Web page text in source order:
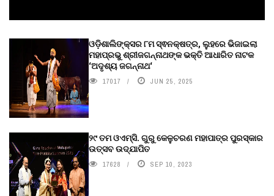
ଓଡ଼ିଶାଲିଙ୍କ୍ସର ୮ମ ସ୍ଵନକ୍ଷତ୍ର, ଲୁହରେ ଭିଜାଇଲା
ମହାପ୍ରଭୁ ଶ୍ରୀଜଗନ୍ନାଥଙ୍କ ଭକ୍ତି ଆଧାରିତ ନାଟକ
‘ଅଦୃଶ୍ୟ ଜଗନ୍ନାଥ‘
17017 JUN 25, 2025
୨୯ ତମ ଓଏମ୍‌ସି. ଗୁରୁ କେଳୁଚରଣ ମହାପାତ୍ର ପୁରସ୍କାର
ଉତ୍ସବ ଉଦ୍‍ଯାପିତ
17628 SEP 10, 2023